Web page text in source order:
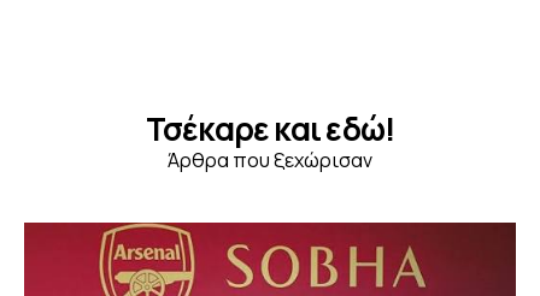
Τσέκαρε και εδώ!
Άρθρα που ξεχώρισαν